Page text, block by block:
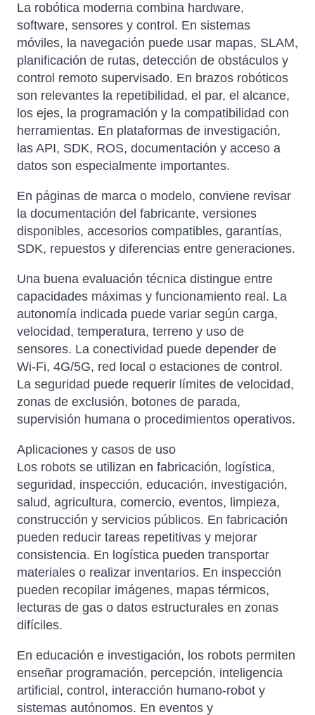
La robótica moderna combina hardware,
software, sensores y control. En sistemas
móviles, la navegación puede usar mapas, SLAM,
planificación de rutas, detección de obstáculos y
control remoto supervisado. En brazos robóticos
son relevantes la repetibilidad, el par, el alcance,
los ejes, la programación y la compatibilidad con
herramientas. En plataformas de investigación,
las API, SDK, ROS, documentación y acceso a
datos son especialmente importantes.
En páginas de marca o modelo, conviene revisar
la documentación del fabricante, versiones
disponibles, accesorios compatibles, garantías,
SDK, repuestos y diferencias entre generaciones.
Una buena evaluación técnica distingue entre
capacidades máximas y funcionamiento real. La
autonomía indicada puede variar según carga,
velocidad, temperatura, terreno y uso de
sensores. La conectividad puede depender de
Wi-Fi, 4G/5G, red local o estaciones de control.
La seguridad puede requerir límites de velocidad,
zonas de exclusión, botones de parada,
supervisión humana o procedimientos operativos.
Aplicaciones y casos de uso
Los robots se utilizan en fabricación, logística,
seguridad, inspección, educación, investigación,
salud, agricultura, comercio, eventos, limpieza,
construcción y servicios públicos. En fabricación
pueden reducir tareas repetitivas y mejorar
consistencia. En logística pueden transportar
materiales o realizar inventarios. En inspección
pueden recopilar imágenes, mapas térmicos,
lecturas de gas o datos estructurales en zonas
difíciles.
En educación e investigación, los robots permiten
enseñar programación, percepción, inteligencia
artificial, control, interacción humano-robot y
sistemas autónomos. En eventos y